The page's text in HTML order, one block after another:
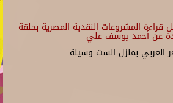
قراءة المشروعات النقدية المصرية بحلقة
عن أحمد يوسف علي
العربي بمنزل الست وسيلة